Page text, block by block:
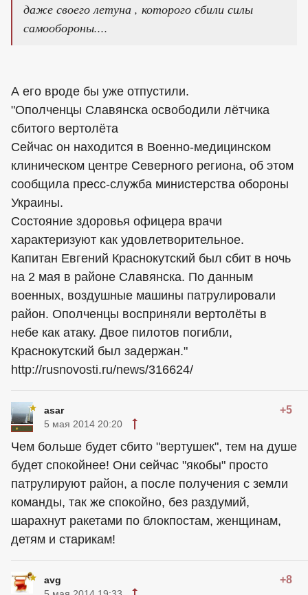
даже своего летуна , которого сбили силы
самообороны....
А его вроде бы уже отпустили.
"Ополченцы Славянска освободили лётчика
сбитого вертолёта
Сейчас он находится в Военно-медицинском
клиническом центре Северного региона, об этом
сообщила пресс-служба министерства обороны
Украины.
Состояние здоровья офицера врачи
характеризуют как удовлетворительное.
Капитан Евгений Краснокутский был сбит в ночь
на 2 мая в районе Славянска. По данным
военных, воздушные машины патрулировали
район. Ополченцы восприняли вертолёты в
небе как атаку. Двое пилотов погибли,
Краснокутский был задержан."
http://rusnovosti.ru/news/316624/
asar +5
5 мая 2014 20:20
Чем больше будет сбито "вертушек", тем на душе
будет спокойнее! Они сейчас "якобы" просто
патрулируют район, а после получения с земли
команды, так же спокойно, без раздумий,
шарахнут ракетами по блокпостам, женщинам,
детям и старикам!
avg +8